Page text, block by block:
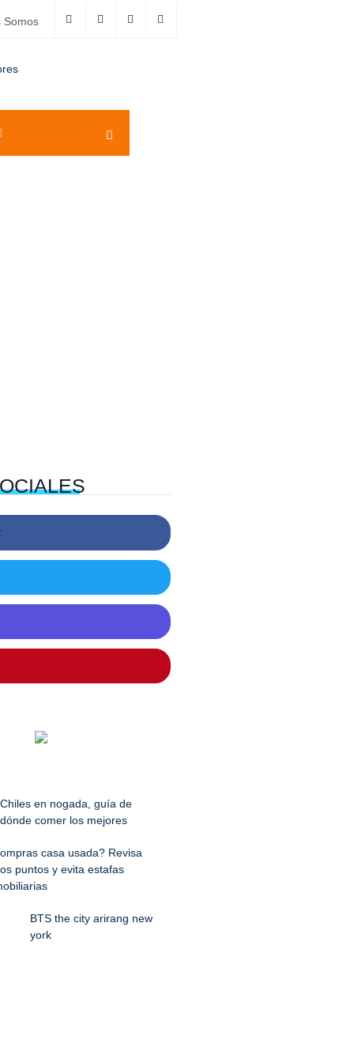
Somos
Chiles en nogada, guía de
dónde comer los mejores
casa usada? Revisa
puntos y evita estafas
BTS the city arirang new
york